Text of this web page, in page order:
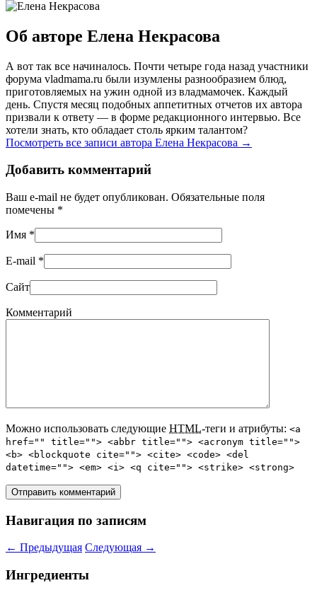
Об авторе Елена Некрасова
А вот так все начиналось. Почти четыре года назад участники
форума vladmama.ru были изумлены разнообразием блюд,
приготовляемых на ужин одной из владмамочек. Каждый
день. Спустя месяц подобных аппетитных отчетов их автора
призвали к ответу — в форме редакционного интервью. Все
хотели знать, кто обладает столь ярким талантом?
Посмотреть все записи автора Елена Некрасова →
Добавить комментарий
Ваш e-mail не будет опубликован. Обязательные поля
помечены *
Имя *
E-mail *
Сайт
Комментарий
Можно использовать следующие HTML-теги и атрибуты: <a
href="" title=""> <abbr title=""> <acronym title="">
<b> <blockquote cite=""> <cite> <code> <del
datetime=""> <em> <i> <q cite=""> <strike> <strong>
Навигация по записям
← Предыдущая Следующая →
Ингредиенты